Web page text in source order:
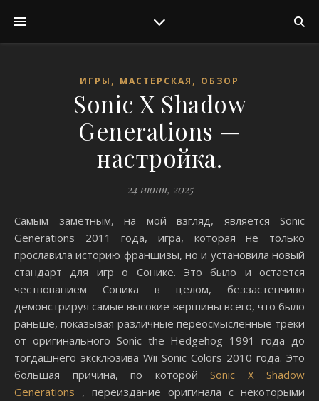
ИГРЫ , МАСТЕРСКАЯ , ОБЗОР
Sonic X Shadow
Generations —
настройка.
24 июня, 2025
Самым заметным, на мой взгляд, является Sonic
Generations 2011 года, игра, которая не только
прославила историю франшизы, но и установила новый
стандарт для игр о Сонике. Это было и остается
чествованием Соника в целом, беззастенчиво
демонстрируя самые высокие вершины всего, что было
раньше, показывая различные переосмысленные треки
от оригинального Sonic the Hedgehog 1991 года до
тогдашнего эксклюзива Wii Sonic Colors 2010 года. Это
большая причина, по которой Sonic X Shadow
Generations , переиздание оригинала с некоторыми